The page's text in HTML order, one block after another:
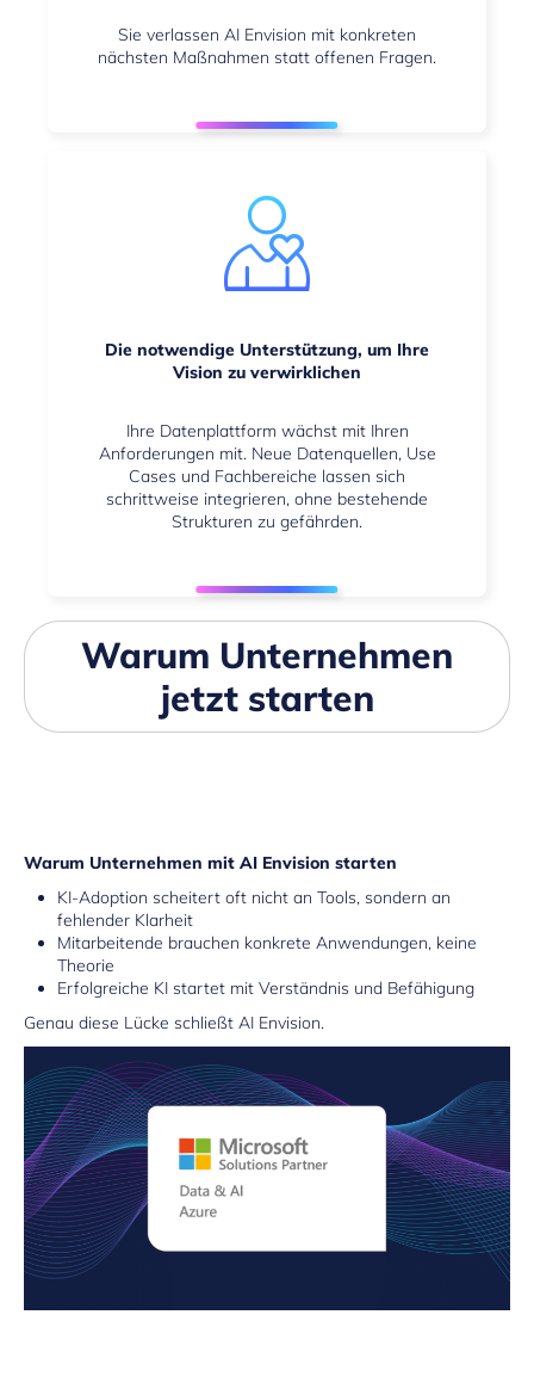
Sie verlassen AI Envision mit konkreten
nächsten Maßnahmen statt offenen Fragen.
Die notwendige Unterstützung, um Ihre
Vision zu verwirklichen
Ihre Datenplattform wächst mit Ihren
Anforderungen mit. Neue Datenquellen, Use
Cases und Fachbereiche lassen sich
schrittweise integrieren, ohne bestehende
Strukturen zu gefährden.
Warum Unternehmen
jetzt starten
Warum Unternehmen mit AI Envision starten
KI-Adoption scheitert oft nicht an Tools, sondern an
fehlender Klarheit
Mitarbeitende brauchen konkrete Anwendungen, keine
Theorie
Erfolgreiche KI startet mit Verständnis und Befähigung
Genau diese Lücke schließt AI Envision.